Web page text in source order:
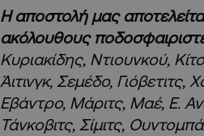
Η αποστολή μας
ακόλουθους
Κυριακίδης, Ντιουνκού,
Άιτινγκ, Σεμέδο, Γιόβετιτς,
Εβάντρο, Μάριτς, Μαέ, Ε.
Τάνκοβιτς, Σίμιτς,